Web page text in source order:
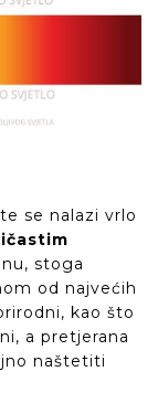
te se nalazi vrlo
stoga
od najvećih
kao što
a pretjerana
naštetiti